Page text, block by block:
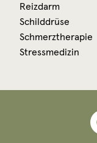
Reizdarm
Schilddrüse
Schmerztherapie
Stressmedizin